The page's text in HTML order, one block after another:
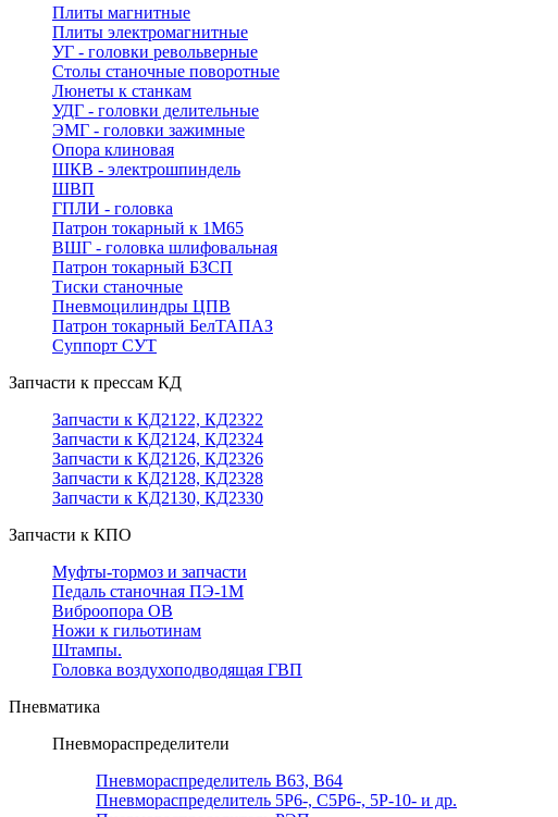
Плиты магнитные
Плиты электромагнитные
УГ - головки револьверные
Столы станочные поворотные
Люнеты к станкам
УДГ - головки делительные
ЭМГ - головки зажимные
Опора клиновая
ШКВ - электрошпиндель
ШВП
ГПЛИ - головка
Патрон токарный к 1М65
ВШГ - головка шлифовальная
Патрон токарный БЗСП
Тиски станочные
Пневмоцилиндры ЦПВ
Патрон токарный БелТАПАЗ
Суппорт СУТ
Запчасти к прессам КД
Запчасти к КД2122, КД2322
Запчасти к КД2124, КД2324
Запчасти к КД2126, КД2326
Запчасти к КД2128, КД2328
Запчасти к КД2130, КД2330
Запчасти к КПО
Муфты-тормоз и запчасти
Педаль станочная ПЭ-1М
Виброопора ОВ
Ножи к гильотинам
Штампы.
Головка воздухоподводящая ГВП
Пневматика
Пневмораспределители
Пневмораспределитель В63, В64
Пневмораспределитель 5Р6-, С5Р6-, 5Р-10- и др.